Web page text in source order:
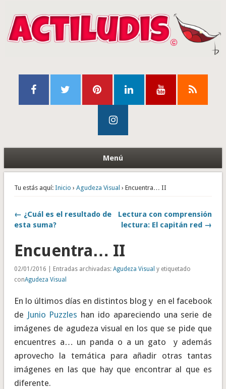
Menú
Tu estás aquí: Inicio › Agudeza Visual › Encuentra… II
← ¿Cuál es el resultado de
esta suma?
Lectura con comprensión
lectura: El capitán red →
Encuentra… II
02/01/2016 | Entradas archivadas: Agudeza Visual y etiquetado
conAgudeza Visual
En lo últimos días en distintos blog y en el facebook
de Junio Puzzles han ido apareciendo una serie de
imágenes de agudeza visual en los que se pide que
encuentres a… un panda o a un gato y además
aprovecho la temática para añadir otras tantas
imágenes en las que hay que encontrar al que es
diferente.